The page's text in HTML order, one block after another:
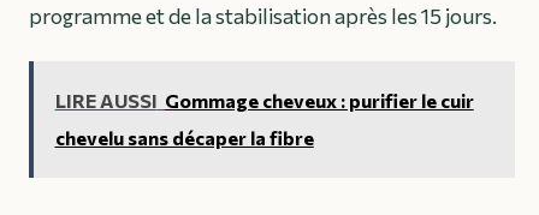
programme et de la stabilisation après les 15 jours.
LIRE AUSSI Gommage cheveux : purifier le cuir
chevelu sans décaper la fibre